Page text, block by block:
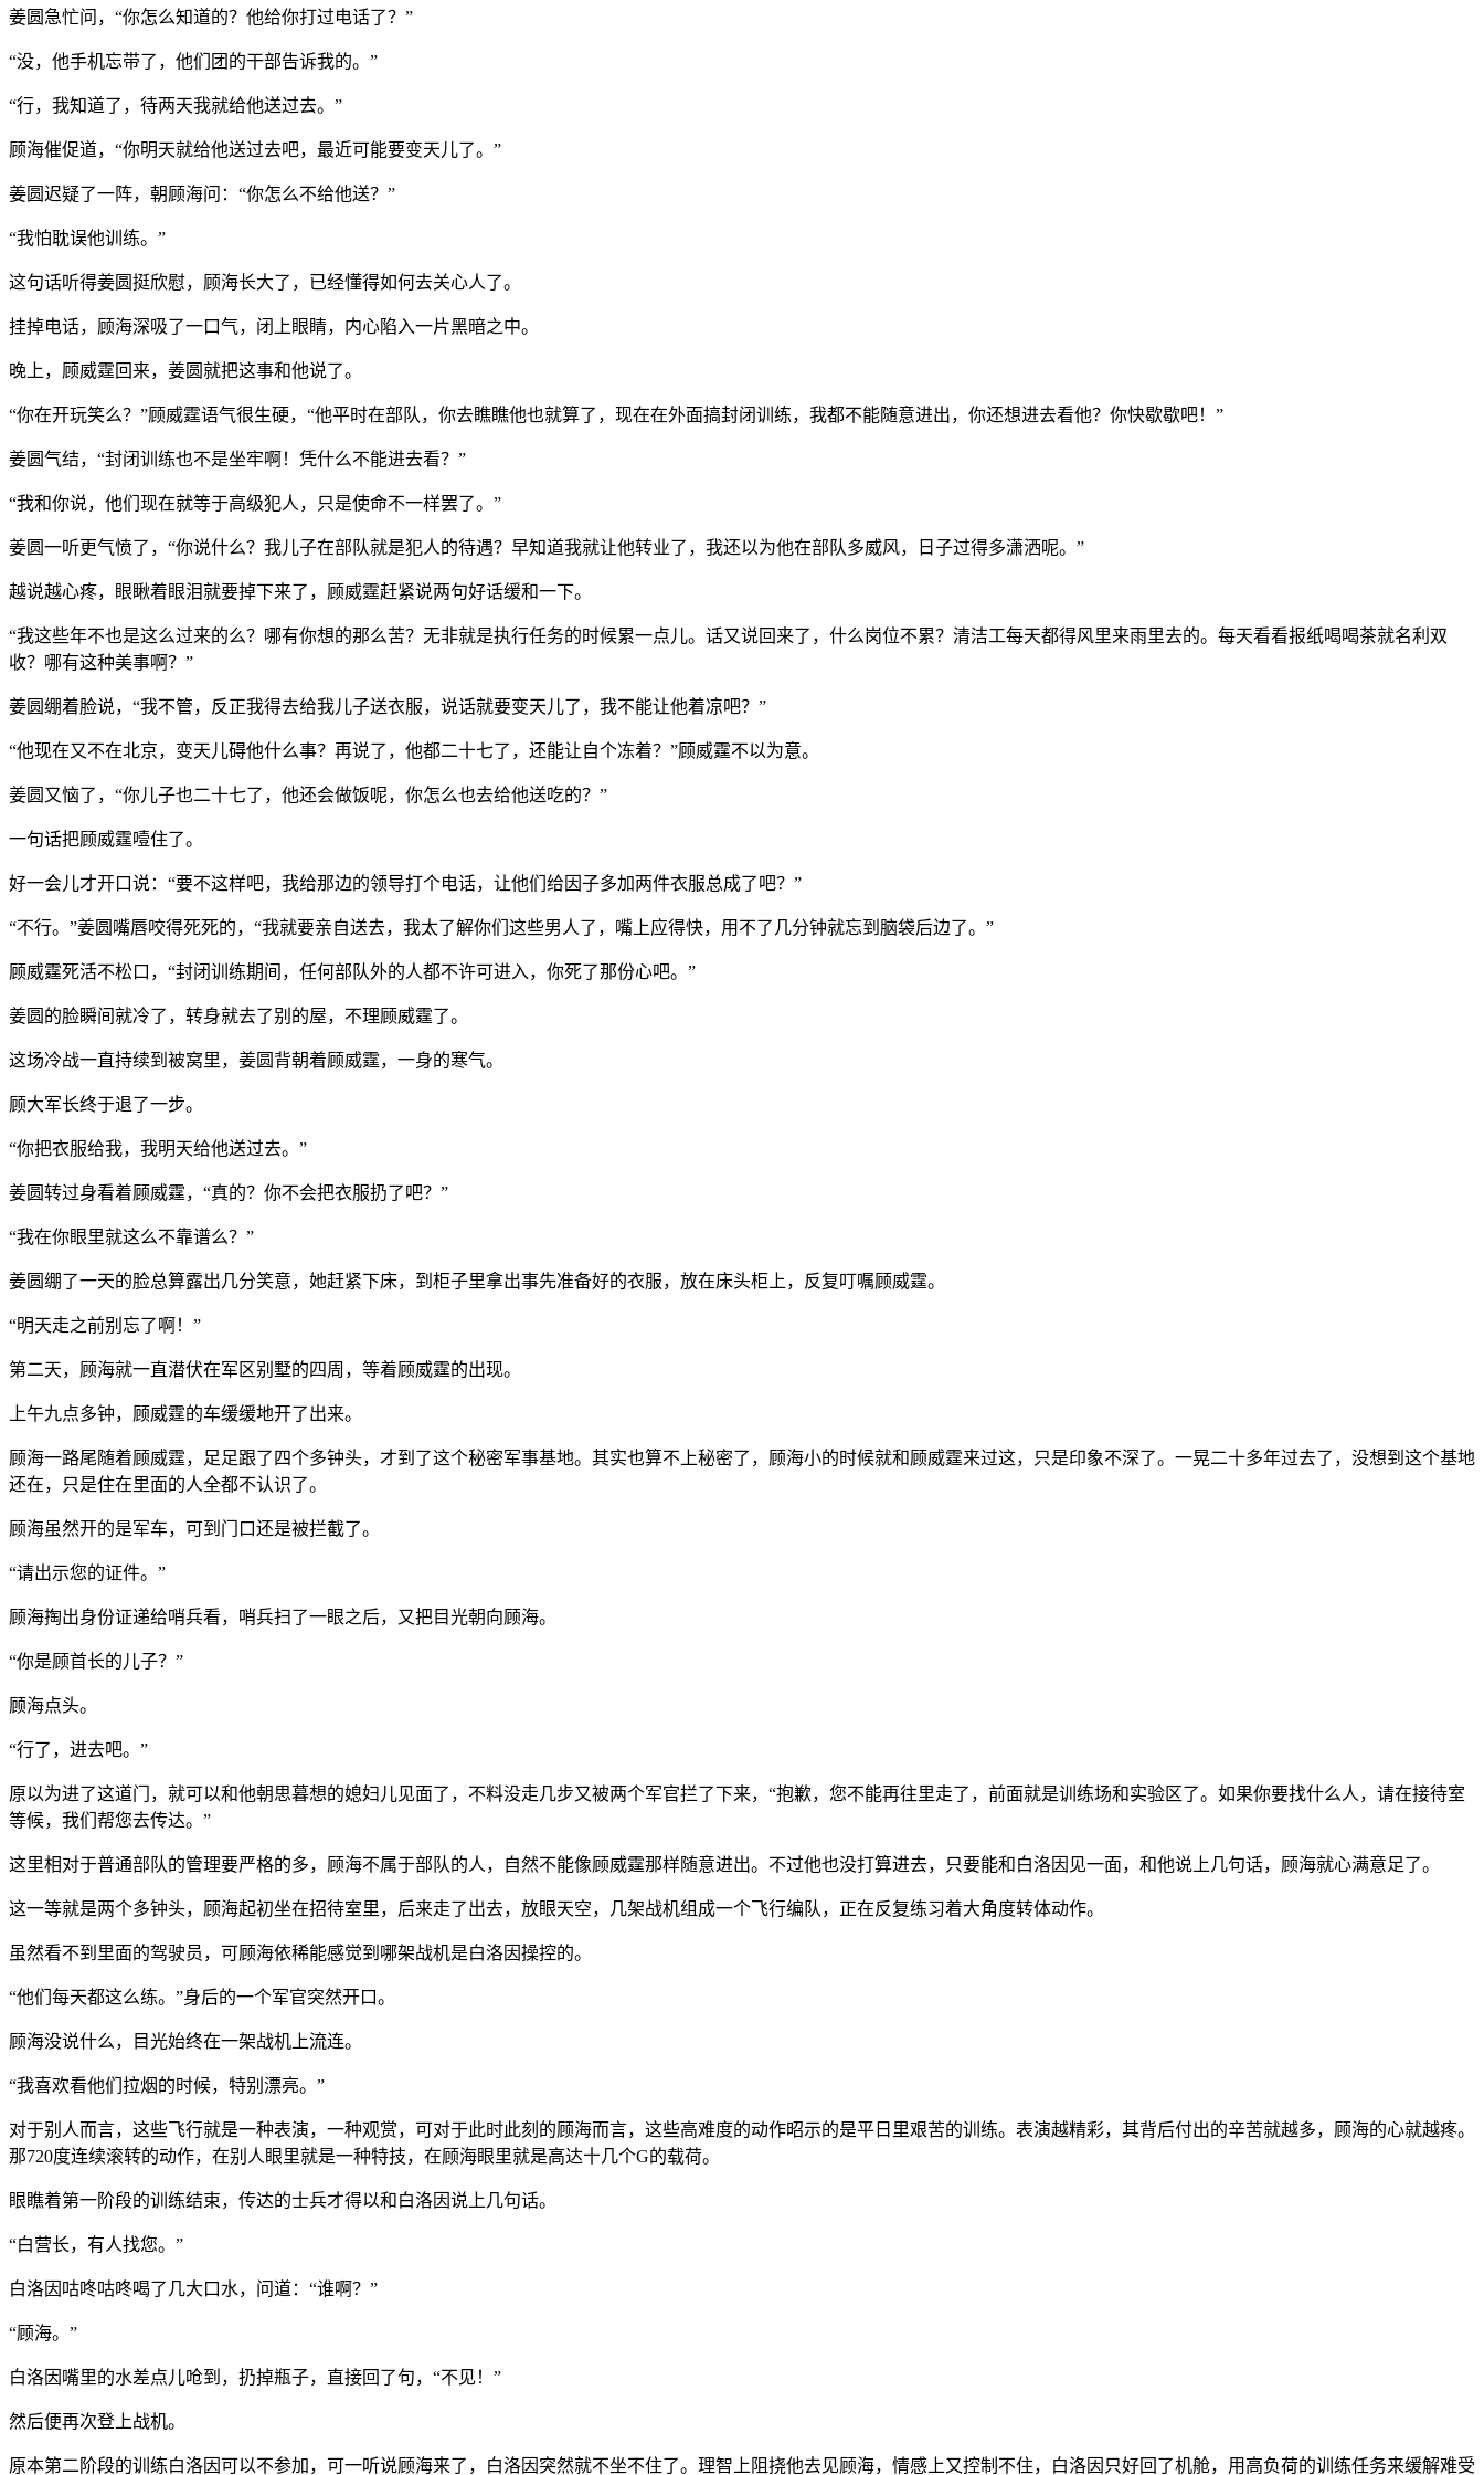
姜圆急忙问，“你怎么知道的？他给你打过电话了？”
“没，他手机忘带了，他们团的干部告诉我的。”
“行，我知道了，待两天我就给他送过去。”
顾海催促道，“你明天就给他送过去吧，最近可能要变天儿了。”
姜圆迟疑了一阵，朝顾海问：“你怎么不给他送？”
“我怕耽误他训练。”
这句话听得姜圆挺欣慰，顾海长大了，已经懂得如何去关心人了。
挂掉电话，顾海深吸了一口气，闭上眼睛，内心陷入一片黑暗之中。
晚上，顾威霆回来，姜圆就把这事和他说了。
“你在开玩笑么？”顾威霆语气很生硬，“他平时在部队，你去瞧瞧他也就算了，现在在外面搞封闭训练，我都不能随意进出，你还想进去看他？你快歇歇吧！”
姜圆气结，“封闭训练也不是坐牢啊！凭什么不能进去看？”
“我和你说，他们现在就等于高级犯人，只是使命不一样罢了。”
姜圆一听更气愤了，“你说什么？我儿子在部队就是犯人的待遇？早知道我就让他转业了，我还以为他在部队多威风，日子过得多潇洒呢。”
越说越心疼，眼瞅着眼泪就要掉下来了，顾威霆赶紧说两句好话缓和一下。
“我这些年不也是这么过来的么？哪有你想的那么苦？无非就是执行任务的时候累一点儿。话又说回来了，什么岗位不累？清洁工每天都得风里来雨里去的。每天看看报纸喝喝茶就名利双
收？哪有这种美事啊？”
姜圆绷着脸说，“我不管，反正我得去给我儿子送衣服，说话就要变天儿了，我不能让他着凉吧？”
“他现在又不在北京，变天儿碍他什么事？再说了，他都二十七了，还能让自个冻着？”顾威霆不以为意。
姜圆又恼了，“你儿子也二十七了，他还会做饭呢，你怎么也去给他送吃的？”
一句话把顾威霆噎住了。
好一会儿才开口说：“要不这样吧，我给那边的领导打个电话，让他们给因子多加两件衣服总成了吧？”
“不行。”姜圆嘴唇咬得死死的，“我就要亲自送去，我太了解你们这些男人了，嘴上应得快，用不了几分钟就忘到脑袋后边了。”
顾威霆死活不松口，“封闭训练期间，任何部队外的人都不许可进入，你死了那份心吧。”
姜圆的脸瞬间就冷了，转身就去了别的屋，不理顾威霆了。
这场冷战一直持续到被窝里，姜圆背朝着顾威霆，一身的寒气。
顾大军长终于退了一步。
“你把衣服给我，我明天给他送过去。”
姜圆转过身看着顾威霆，“真的？你不会把衣服扔了吧？”
“我在你眼里就这么不靠谱么？”
姜圆绷了一天的脸总算露出几分笑意，她赶紧下床，到柜子里拿出事先准备好的衣服，放在床头柜上，反复叮嘱顾威霆。
“明天走之前别忘了啊！”
第二天，顾海就一直潜伏在军区别墅的四周，等着顾威霆的出现。
上午九点多钟，顾威霆的车缓缓地开了出来。
顾海一路尾随着顾威霆，足足跟了四个多钟头，才到了这个秘密军事基地。其实也算不上秘密了，顾海小的时候就和顾威霆来过这，只是印象不深了。一晃二十多年过去了，没想到这个基地
还在，只是住在里面的人全都不认识了。
顾海虽然开的是军车，可到门口还是被拦截了。
“请出示您的证件。”
顾海掏出身份证递给哨兵看，哨兵扫了一眼之后，又把目光朝向顾海。
“你是顾首长的儿子？”
顾海点头。
“行了，进去吧。”
原以为进了这道门，就可以和他朝思暮想的媳妇儿见面了，不料没走几步又被两个军官拦了下来，“抱歉，您不能再往里走了，前面就是训练场和实验区了。如果你要找什么人，请在接待室
等候，我们帮您去传达。”
这里相对于普通部队的管理要严格的多，顾海不属于部队的人，自然不能像顾威霆那样随意进出。不过他也没打算进去，只要能和白洛因见一面，和他说上几句话，顾海就心满意足了。
这一等就是两个多钟头，顾海起初坐在招待室里，后来走了出去，放眼天空，几架战机组成一个飞行编队，正在反复练习着大角度转体动作。
虽然看不到里面的驾驶员，可顾海依稀能感觉到哪架战机是白洛因操控的。
“他们每天都这么练。”身后的一个军官突然开口。
顾海没说什么，目光始终在一架战机上流连。
“我喜欢看他们拉烟的时候，特别漂亮。”
对于别人而言，这些飞行就是一种表演，一种观赏，可对于此时此刻的顾海而言，这些高难度的动作昭示的是平日里艰苦的训练。表演越精彩，其背后付出的辛苦就越多，顾海的心就越疼。
那720度连续滚转的动作，在别人眼里就是一种特技，在顾海眼里就是高达十几个G的载荷。
眼瞧着第一阶段的训练结束，传达的士兵才得以和白洛因说上几句话。
“白营长，有人找您。”
白洛因咕咚咕咚喝了几大口水，问道：“谁啊？”
“顾海。”
白洛因嘴里的水差点儿呛到，扔掉瓶子，直接回了句，“不见！”
然后便再次登上战机。
原本第二阶段的训练白洛因可以不参加，可一听说顾海来了，白洛因突然就不坐不住了。理智上阻挠他去见顾海，情感上又控制不住，白洛因只好回了机舱，用高负荷的训练任务来缓解难受